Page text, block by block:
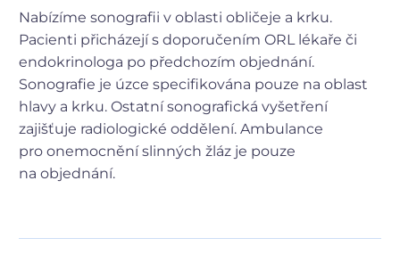
Nabízíme sonografii v oblasti obličeje a krku.
Pacienti přicházejí s doporučením ORL lékaře či
endokrinologa po předchozím objednání.
Sonografie je úzce specifikována pouze na oblast
hlavy a krku. Ostatní sonografická vyšetření
zajišťuje radiologické oddělení. Ambulance
pro onemocnění slinných žláz je pouze
na objednání.